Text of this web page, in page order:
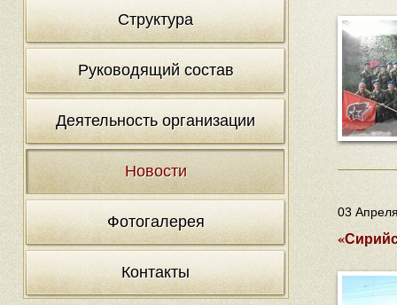
Структура
Руководящий состав
Деятельность организации
Новости
Фотогалерея
Контакты
03